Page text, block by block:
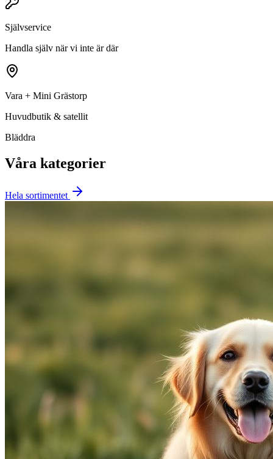
Självservice
Handla själv när vi inte är där
Vara + Mini Grästorp
Huvudbutik & satellit
Bläddra
Våra kategorier
Hela sortimentet